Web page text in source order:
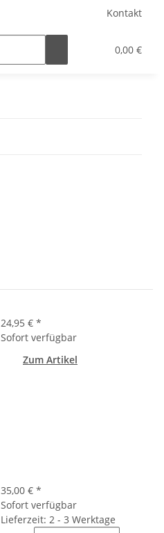
Kontakt
0,00 €
24,95 € *
Sofort verfügbar
Zum Artikel
35,00 € *
Sofort verfügbar
Lieferzeit: 2 - 3 Werktage